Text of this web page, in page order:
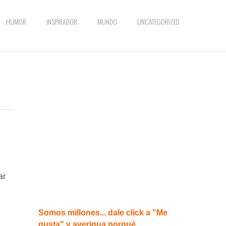
HUMOR INSPIRADOR MUNDO UNCATEGORIZED
Somos millones... dale click a "Me
gusta" y averigua porqué